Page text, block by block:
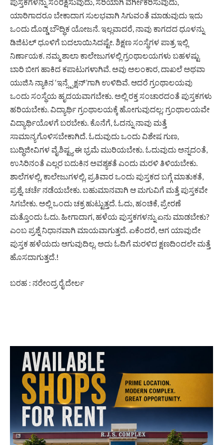
ಯಾರಿಗಾದರೂ ಬೇಕಾದಾಗ ಸುಲಭವಾಗಿ ಸಿಗುವಂತೆ ಮಾಡುವುದು ಇದು
ಒಂದು ದೊಡ್ಡ ಬೌದ್ಧಿಕ ಯೋಜನೆ. ಇಲ್ಲವಾದರೆ, ನಾವು ಕಾಗದದ ಧೂಳನ್ನು
ಡಿಜಿಟಲ್ ಧೂಳಿಗೆ ಬದಲಾಯಿಸಿದಷ್ಟೇ. ಶಿಕ್ಷಣ ಸಂಸ್ಥೆಗಳ ಪಾತ್ರ ಇಲ್ಲಿ
ನಿರ್ಣಾಯಕ. ನಮ್ಮ ಶಾಲಾ ಕಾಲೇಜುಗಳಲ್ಲಿ ಗ್ರಂಥಾಲಯಗಳು ಬಹಳಷ್ಟು
ಬಾರಿ ಬೀಗ ಹಾಕಿದ ಕಪಾಟುಗಳಾಗಿವೆ. ಅವು ಅಲಂಕಾರ, ದಾಖಲೆ ಅಥವಾ
ಯುಜಿಸಿ ನ್ಯಾಕಿನ ‘ಇನ್ಸ್ಪೆಕ್ಷನ್’ಗಾಗಿ ಉಳಿದಿವೆ. ಆದರೆ ಗ್ರಂಥಾಲಯವು
ಒಂದು ಸಂಸ್ಥೆಯ ಹೃದಯವಾಗಬೇಕು. ಅಲ್ಲಿ ರಕ್ತ ಸಂಚಾರದಂತೆ ಪುಸ್ತಕಗಳು
ಹರಿಯಬೇಕು. ವಿದ್ಯಾರ್ಥಿ ಗ್ರಂಥಾಲಯಕ್ಕೆ ಹೋಗುವುದಲ್ಲ; ಗ್ರಂಥಾಲಯವೇ
ವಿದ್ಯಾರ್ಥಿಯೊಳಗೆ ಬರಬೇಕು. ಕೊನೆಗೆ, ಓದನ್ನು ನಾವು ಮತ್ತೆ
ಸಾಮಾನ್ಯಗೊಳಿಸಬೇಕಾಗಿದೆ. ಓದುವುದು ಒಂದು ವಿಶೇಷ ಗುಣ,
ಬುದ್ಧಿಜೀವಿಗಳ ವೈಶಿಷ್ಟ್ಯ ಈ ಭ್ರಮೆ ಮುರಿಯಬೇಕು. ಓದುವುದು ಅನ್ನದಂತೆ,
ಉಸಿರಿನಂತೆ ಎಲ್ಲರ ಬದುಕಿನ ಅವಶ್ಯಕತೆ ಎಂದು ಮರಳಿ ತಿಳಿಯಬೇಕು.
ಶಾಲೆಗಳಲ್ಲಿ, ಕಾಲೇಜುಗಳಲ್ಲಿ, ಪ್ರತಿವಾರ ಒಂದು ಪುಸ್ತಕದ ಬಗ್ಗೆ ಮಾತುಕತೆ,
ಪ್ರಶ್ನೆ, ಚರ್ಚೆ ನಡೆಯಬೇಕು. ಬಹುಮಾನವಾಗಿ ಆ ಮಗುವಿಗೆ ಮತ್ತೆ ಪುಸ್ತಕವೇ
ಸಿಗಬೇಕು. ಅಲ್ಲಿ ಒಂದು ಚಕ್ರ ಹುಟ್ಟುತ್ತದೆ. ಓದು, ಹಂಚಿಕೆ, ಪ್ರೇರಣೆ
ಮತ್ತೊಂದು ಓದು. ಹೀಗಾದಾಗ, ಹಳೆಯ ಪುಸ್ತಕಗಳನ್ನು ಏನು ಮಾಡಬೇಕು?
ಎಂಬ ಪ್ರಶ್ನೆ ನಿಧಾನವಾಗಿ ಮಾಯವಾಗುತ್ತದೆ. ಏಕೆಂದರೆ, ಆಗ ಯಾವುದೇ
ಪುಸ್ತಕ ಹಳೆಯದು ಆಗುವುದಿಲ್ಲ. ಅದು ಓದಿಗೆ ಮರಳಿದ ಕ್ಷಣದಿಂದಲೇ ಮತ್ತೆ
ಹೊಸದಾಗುತ್ತದೆ.!
ಬರಹ : ನರೇಂದ್ರ ರೈ ದೇರ್ಲ